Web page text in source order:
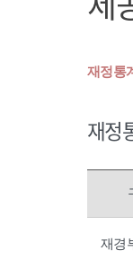
재정통
재정
재경